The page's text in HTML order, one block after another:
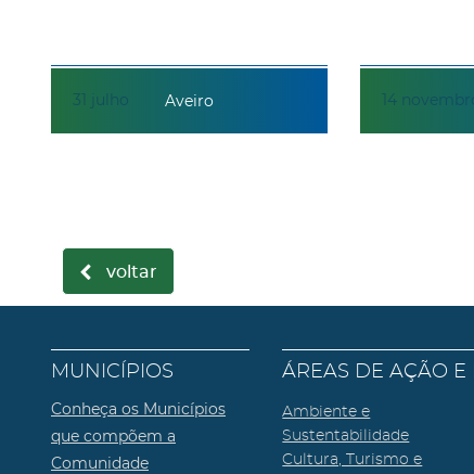
31 julho Aveiro 14
voltar
MUNICÍPIOS
Conheça os Municípios
que compõem a
Comunidade
ÁREAS DE AÇÃO E
Ambiente e
Sustentabilidade
Cultura, Turismo e